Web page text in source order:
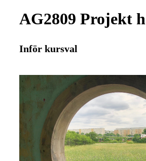
AG2809 Projekt
Inför kursval